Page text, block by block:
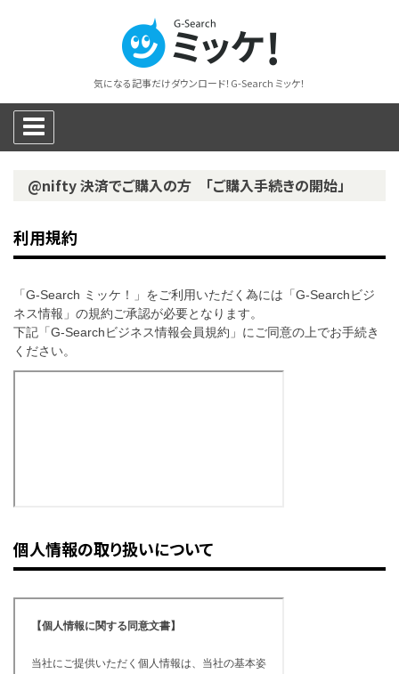
気になる記事だけダウンロード！G-Search ミッケ！
@nifty 決済でご購入の方 「ご購入手続きの開始」
利用規約
「G-Search ミッケ！」をご利用いただく為には「G-Searchビジ
ネス情報」の規約ご承認が必要となります。
下記「G-Searchビジネス情報会員規約」にご同意の上でお手続き
ください。
個人情報の取り扱いについて